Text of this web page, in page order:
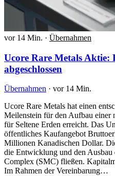
vor 14 Min. · Übernahmen
Ucore Rare Metals Aktie:
abgeschlossen
Übernahmen · vor 14 Min.
Ucore Rare Metals hat einen
Meilenstein für den Aufbau einer
für Seltene Erden erreicht. Das
öffentliches Kaufangebot
Millionen Kanadischen Dollar.
die Entwicklung und den Ausbau
Complex (SMC) fließen.
Im Rahmen der Vereinbarung…